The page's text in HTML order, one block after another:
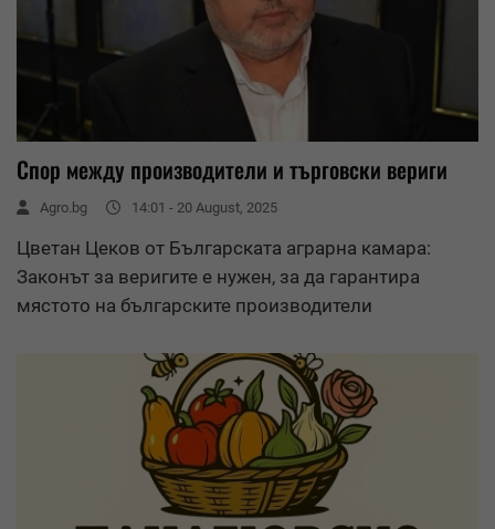
Спор между производители и търговски вериги
Agro.bg 14:01 - 20 August, 2025
Цветан Цеков от Българската аграрна камара:
Законът за веригите е нужен, за да гарантира
мястото на българските производители